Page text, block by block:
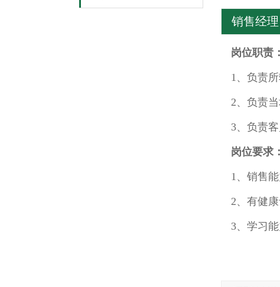
销售经理
岗位职责：
1、负责
2、负责
3、负责
岗位要求：
1、销售
2、有健
3、学习